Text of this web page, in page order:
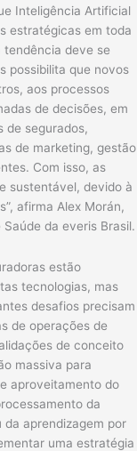
Inteligência Artificial
estratégicas em toda
tendência deve se
possibilita que novos
aos processos
de decisões, em
de segurados,
de marketing, gestão
Com isso, as
sustentável, devido à
afirma Alex Morán,
da everis Brasil.
estão
tecnologias, mas
desafios precisam
de operações de
de conceito
massiva para
aproveitamento do
da
aprendizagem por
uma estratégia